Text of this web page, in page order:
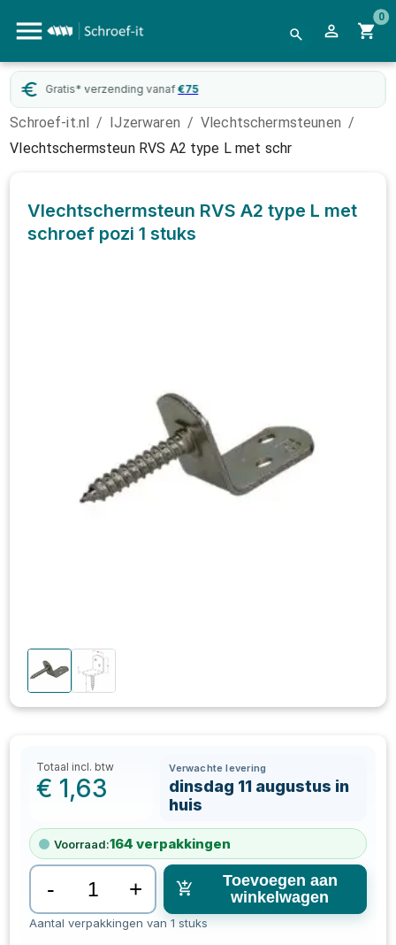
0
Gratis* verzending vanaf €75
Schroef-it.nl / IJzerwaren / Vlechtschermsteunen /
Vlechtschermsteun RVS A2 type L met schr
Vlechtschermsteun RVS A2 type L met
schroef pozi1 stuks
Totaal incl. btw
€ 1,63
Verwachte levering
dinsdag 11 augustus in
huis
Voorraad:164 verpakkingen
- +
Toevoegen aan
winkelwagen
Aantal verpakkingen van 1 stuks